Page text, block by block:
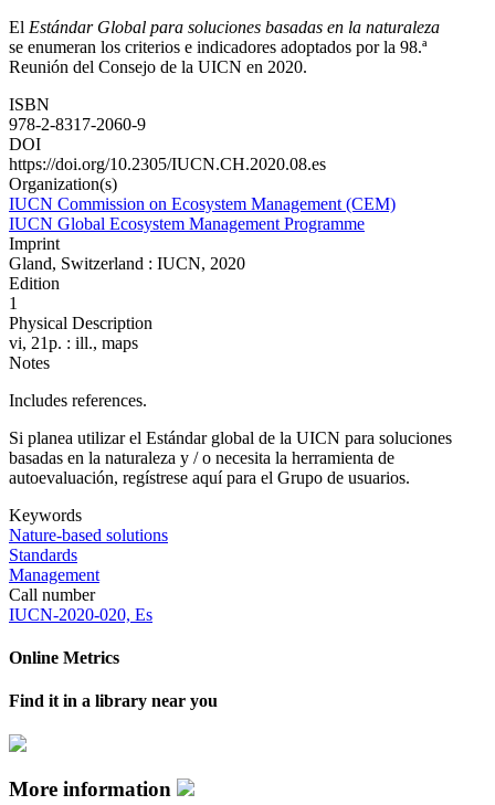
El Estándar Global para soluciones basadas en la naturaleza
se enumeran los criterios e indicadores adoptados por la 98.ª
Reunión del Consejo de la UICN en 2020.
ISBN
978-2-8317-2060-9
DOI
https://doi.org/10.2305/IUCN.CH.2020.08.es
Organization(s)
IUCN Commission on Ecosystem Management (CEM)
IUCN Global Ecosystem Management Programme
Imprint
Gland, Switzerland : IUCN, 2020
Edition
1
Physical Description
vi, 21p. : ill., maps
Notes
Includes references.
Si planea utilizar el Estándar global de la UICN para soluciones
basadas en la naturaleza y / o necesita la herramienta de
autoevaluación, regístrese aquí para el Grupo de usuarios.
Keywords
Nature-based solutions
Standards
Management
Call number
IUCN-2020-020, Es
Online Metrics
Find it in a library near you
More information